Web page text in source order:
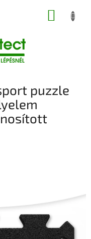
KOSÁR
puzzle